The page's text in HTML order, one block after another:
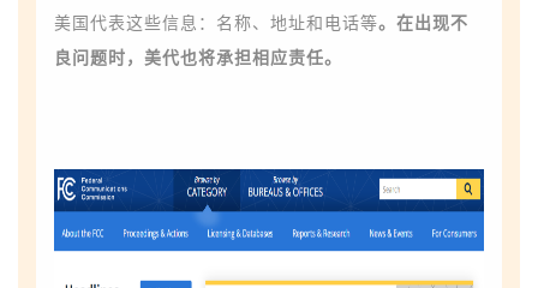
美国代表这些信息：名称、地址和电话等。在出现不
良问题时，美代也将承担相应责任。